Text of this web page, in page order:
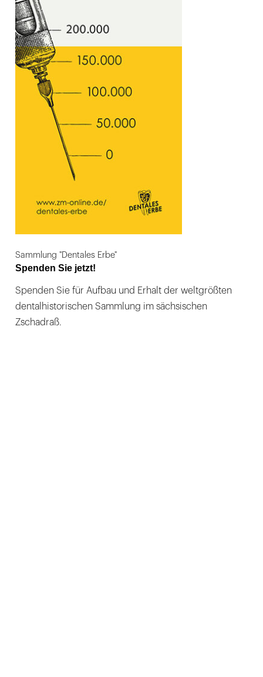
Sammlung "Dentales Erbe"
Spenden Sie jetzt!
Spenden Sie für Aufbau und Erhalt der weltgrößten
dentalhistorischen Sammlung im sächsischen
Zschadraß.